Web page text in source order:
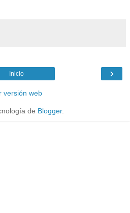
›
Inicio
versión web
de Blogger.